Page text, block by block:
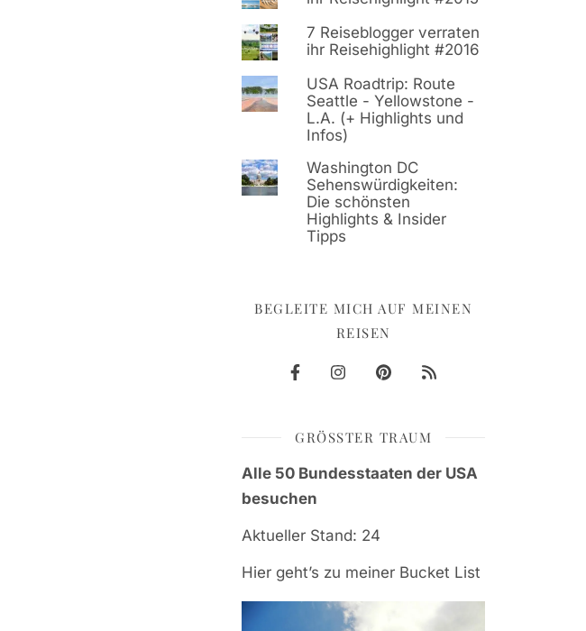
7 Reiseblogger verraten
ihr Reisehighlight #2016
USA Roadtrip: Route
Seattle - Yellowstone -
L.A. (+ Highlights und
Infos)
Washington DC
Sehenswürdigkeiten:
Die schönsten
Highlights & Insider
Tipps
BEGLEITE MICH AUF MEINEN
REISEN
GRÖSSTER TRAUM
Alle 50 Bundesstaaten der USA
besuchen
Aktueller Stand: 24
Hier geht’s zu meiner Bucket List